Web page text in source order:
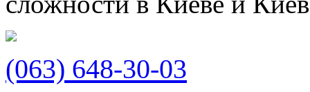
(063) 648-30-03